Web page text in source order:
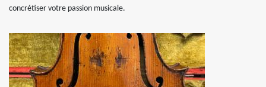
concrétiser votre passion musicale.